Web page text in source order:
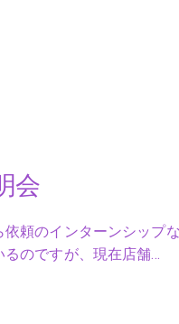
会
頼のインターンシッ
のですが、現在店舗…